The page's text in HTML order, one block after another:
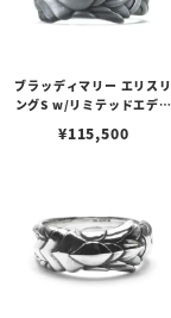
ブラッディマリー エリスリ
ングS w/リミテッドエディ
ドラインパヴェ
¥115,500